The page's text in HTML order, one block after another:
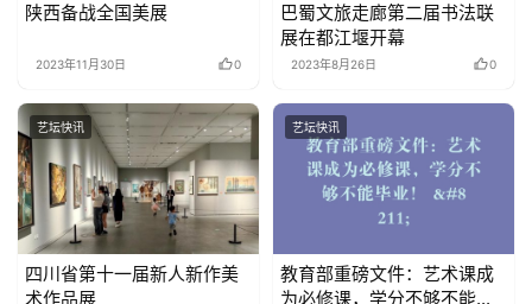
陕西备战全国美展
2023年11月30日 0
巴蜀文旅走廊第二届书法联
展在都江堰开幕
2023年8月26日 0
艺坛快讯
四川省第十一届新人新作美
术作品展
艺坛快讯
教育部重磅文件：艺术课成
为必修课，学分不够不能毕